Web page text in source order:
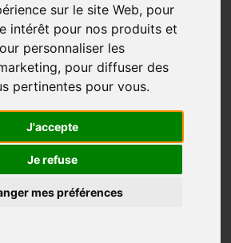
sur le site Web, pour
intérêt pour nos produits et
personnaliser les
, pour diffuser des
pertinentes pour vous.
J'accepte
Je refuse
mes préférences
en hiver
moi-même en faisant les
une femme du domaine de la
d’oublier ses chiffres ou de